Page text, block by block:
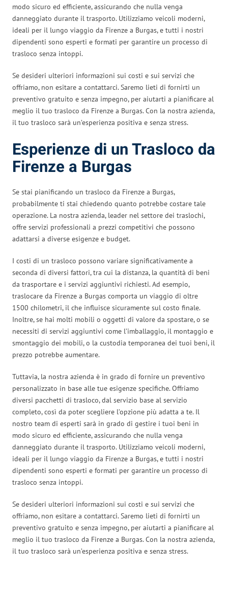
modo sicuro ed efficiente, assicurando che nulla venga
danneggiato durante il trasporto. Utilizziamo veicoli moderni,
ideali per il lungo viaggio da Firenze a Burgas, e tutti i nostri
dipendenti sono esperti e formati per garantire un processo di
trasloco senza intoppi.
Se desideri ulteriori informazioni sui costi e sui servizi che
offriamo, non esitare a contattarci. Saremo lieti di fornirti un
preventivo gratuito e senza impegno, per aiutarti a pianificare al
meglio il tuo trasloco da Firenze a Burgas. Con la nostra azienda,
il tuo trasloco sarà un’esperienza positiva e senza stress.
Esperienze di un Trasloco da
Firenze a Burgas
Se stai pianificando un trasloco da Firenze a Burgas,
probabilmente ti stai chiedendo quanto potrebbe costare tale
operazione. La nostra azienda, leader nel settore dei traslochi,
offre servizi professionali a prezzi competitivi che possono
adattarsi a diverse esigenze e budget.
I costi di un trasloco possono variare significativamente a
seconda di diversi fattori, tra cui la distanza, la quantità di beni
da trasportare e i servizi aggiuntivi richiesti. Ad esempio,
traslocare da Firenze a Burgas comporta un viaggio di oltre
1500 chilometri, il che influisce sicuramente sul costo finale.
Inoltre, se hai molti mobili o oggetti di valore da spostare, o se
necessiti di servizi aggiuntivi come l’imballaggio, il montaggio e
smontaggio dei mobili, o la custodia temporanea dei tuoi beni, il
prezzo potrebbe aumentare.
Tuttavia, la nostra azienda è in grado di fornire un preventivo
personalizzato in base alle tue esigenze specifiche. Offriamo
diversi pacchetti di trasloco, dal servizio base al servizio
completo, così da poter scegliere l’opzione più adatta a te. Il
nostro team di esperti sarà in grado di gestire i tuoi beni in
modo sicuro ed efficiente, assicurando che nulla venga
danneggiato durante il trasporto. Utilizziamo veicoli moderni,
ideali per il lungo viaggio da Firenze a Burgas, e tutti i nostri
dipendenti sono esperti e formati per garantire un processo di
trasloco senza intoppi.
Se desideri ulteriori informazioni sui costi e sui servizi che
offriamo, non esitare a contattarci. Saremo lieti di fornirti un
preventivo gratuito e senza impegno, per aiutarti a pianificare al
meglio il tuo trasloco da Firenze a Burgas. Con la nostra azienda,
il tuo trasloco sarà un’esperienza positiva e senza stress.